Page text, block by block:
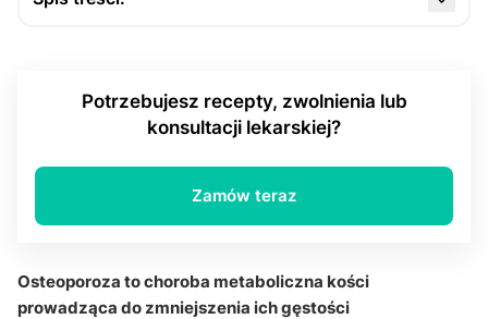
Jakie są najczęstsze powikłania osteoporozy?
Jak wygląda diagnostyka osteoporozy?
Potrzebujesz recepty, zwolnienia lub
konsultacji lekarskiej?
Zamów teraz
Osteoporoza to choroba metaboliczna kości
prowadząca do zmniejszenia ich gęstości